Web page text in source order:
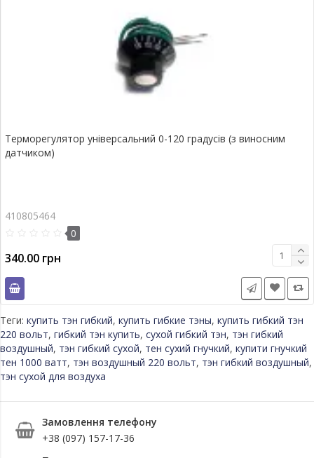
Терморегулятор універсальний 0-120 градусів (з виносним
датчиком)
410805464
0
340.00 грн
Теги: купить тэн гибкий, купить гибкие тэны, купить гибкий тэн
220 вольт, гибкий тэн купить, сухой гибкий тэн, тэн гибкий
воздушный, тэн гибкий сухой, тен сухий гнучкий, купити гнучкий
тен 1000 ватт, тэн воздушный 220 вольт, тэн гибкий воздушный,
тэн сухой для воздуха
Замовлення телефону
+38 (097) 157-17-36